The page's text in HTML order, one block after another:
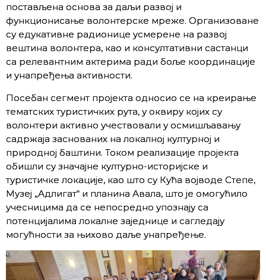
постављена основа за даљи развој и
функционисање волонтерске мреже. Организоване
су едукативне радионице усмерене на развој
вештина волонтера, као и консултативни састанци
са релевантним актерима ради боље координације
и унапређења активности.
Посебан сегмент пројекта односио се на креирање
тематских туристичких рута, у оквиру којих су
волонтери активно учествовали у осмишљавању
садржаја заснованих на локалној културној и
природној баштини. Током реализације пројекта
обишли су значајне културно-историјске и
туристичке локације, као што су Кућа војводе Степе,
Музеј „Адлигат“ и планина Авала, што је омогућило
учесницима да се непосредно упознају са
потенцијалима локалне заједнице и сагледају
могућности за њихово даље унапређење.